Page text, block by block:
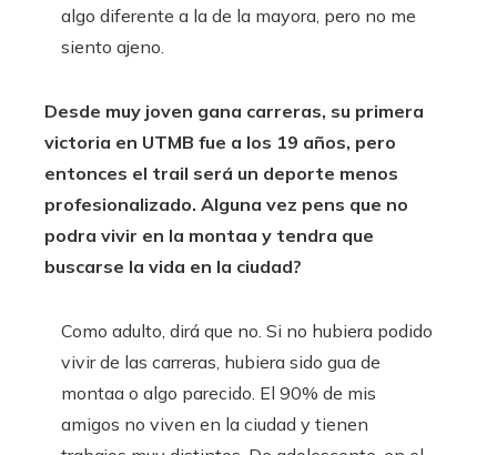
algo diferente a la de la mayora, pero no me
siento ajeno.
Desde muy joven gana carreras, su primera
victoria en UTMB fue a los 19 años, pero
entonces el trail será un deporte menos
profesionalizado. Alguna vez pens que no
podra vivir en la montaa y tendra que
buscarse la vida en la ciudad?
Como adulto, dirá que no. Si no hubiera podido
vivir de las carreras, hubiera sido gua de
montaa o algo parecido. El 90% de mis
amigos no viven en la ciudad y tienen